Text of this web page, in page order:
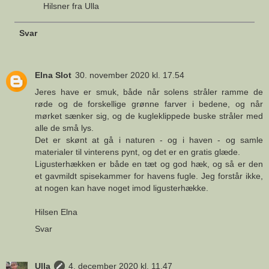
Hilsner fra Ulla
Svar
Elna Slot 30. november 2020 kl. 17.54
Jeres have er smuk, både når solens stråler ramme de
røde og de forskellige grønne farver i bedene, og når
mørket sænker sig, og de kugleklippede buske stråler med
alle de små lys.
Det er skønt at gå i naturen - og i haven - og samle
materialer til vinterens pynt, og det er en gratis glæde.
Ligusterhækken er både en tæt og god hæk, og så er den
et gavmildt spisekammer for havens fugle. Jeg forstår ikke,
at nogen kan have noget imod ligusterhække.
Hilsen Elna
Svar
Ulla
4. december 2020 kl. 11.47